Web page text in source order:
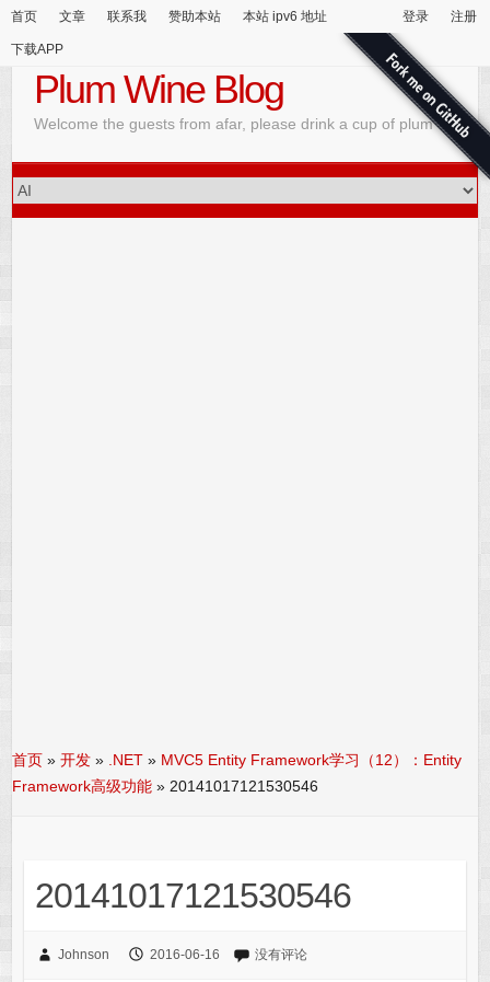
首页 文章 联系我 赞助本站 本站 ipv6 地址
下载APP
登录 注册
Plum Wine Blog
Welcome the guests from afar, please drink a cup of plum wine
首页 »开发 » .NET » MVC5 Entity Framework学习（12）：Entity
Framework高级功能 » 20141017121530546
20141017121530546
Johnson 2016-06-16 没有评论